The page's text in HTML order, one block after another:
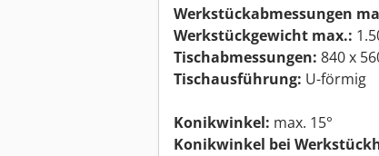
Werkstückabmessungen
Werkstückgewicht max.:
Tischabmessungen: 840 x
Tischausführung: U-förmig
Konikwinkel: max. 15°
Konikwinkel bei